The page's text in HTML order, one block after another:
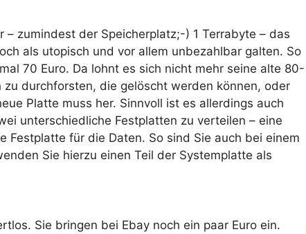
– zumindest der Speicherplatz;-) 1 Terrabyte – das
als utopisch und vor allem unbezahlbar galten. So
70 Euro. Da lohnt es sich nicht mehr seine alte 80-
durchforsten, die gelöscht werden können, oder
Platte muss her. Sinnvoll ist es allerdings auch
unterschiedliche Festplatten zu verteilen – eine
Festplatte für die Daten. So sind Sie auch bei einem
Sie hierzu einen Teil der Systemplatte als
Sie bringen bei Ebay noch ein paar Euro ein.